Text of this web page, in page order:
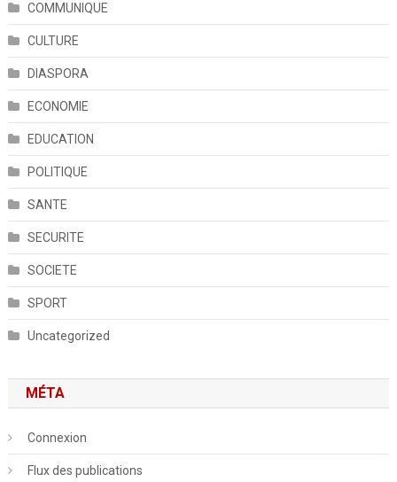
COMMUNIQUE
CULTURE
DIASPORA
ECONOMIE
EDUCATION
POLITIQUE
SANTE
SECURITE
SOCIETE
SPORT
Uncategorized
MÉTA
Connexion
Flux des publications